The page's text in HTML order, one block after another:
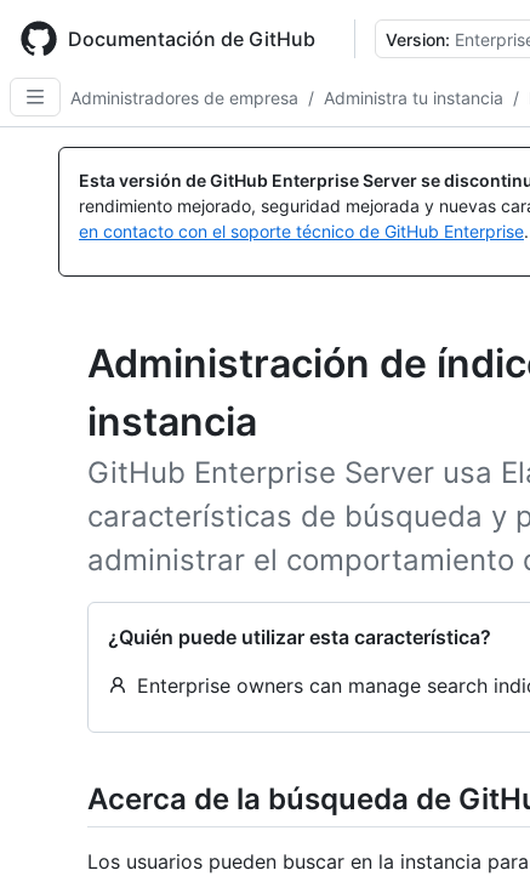
main
content
Documentación de GitHub Version:
Administradores de empresa / Administra tu instancia /
Esta versión de GitHub Enterprise Server se
rendimiento mejorado, seguridad mejorada y nuevas
en contacto con el soporte técnico de GitHub Enterprise.
Administración de
instancia
GitHub Enterprise Server usa
características de búsqueda y
administrar el comportamiento
¿Quién puede utilizar esta característica?
Enterprise owners can manage search
Acerca de la búsqueda de
Los usuarios pueden buscar en la instancia